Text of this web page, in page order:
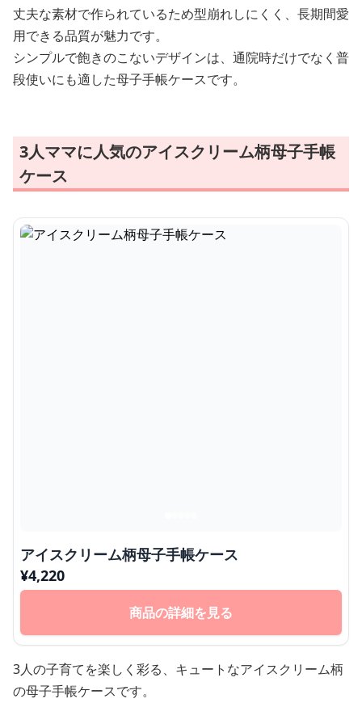
丈夫な素材で作られているため型崩れしにくく、長期間愛
用できる品質が魅力です。
シンプルで飽きのこないデザインは、通院時だけでなく普
段使いにも適した母子手帳ケースです。
3人ママに人気のアイスクリーム柄母子手帳
ケース
アイスクリーム柄母子手帳ケース
¥4,220
商品の詳細を見る
3人の子育てを楽しく彩る、キュートなアイスクリーム柄
の母子手帳ケースです。